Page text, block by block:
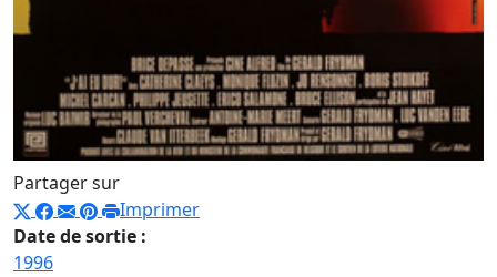
Partager sur
Imprimer
Date de sortie :
1996